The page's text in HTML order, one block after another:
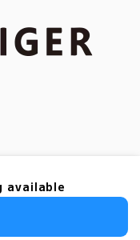
available